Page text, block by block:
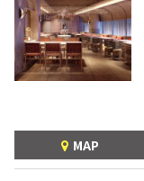
MAP